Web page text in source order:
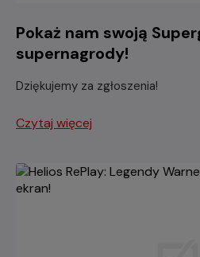
Pokaż nam swoją
supernagrody!
Dziękujemy za zgłoszenia!
Czytaj więcej